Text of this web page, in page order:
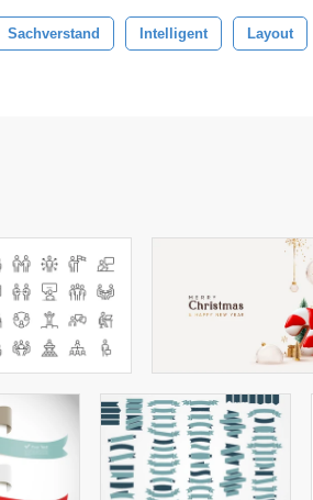
Sachverstand Intelligent Layout